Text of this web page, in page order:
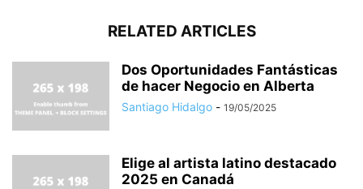
RELATED ARTICLES
Dos Oportunidades Fantásticas
de hacer Negocio en Alberta
Santiago Hidalgo - 19/05/2025
Elige al artista latino destacado
2025 en Canadá